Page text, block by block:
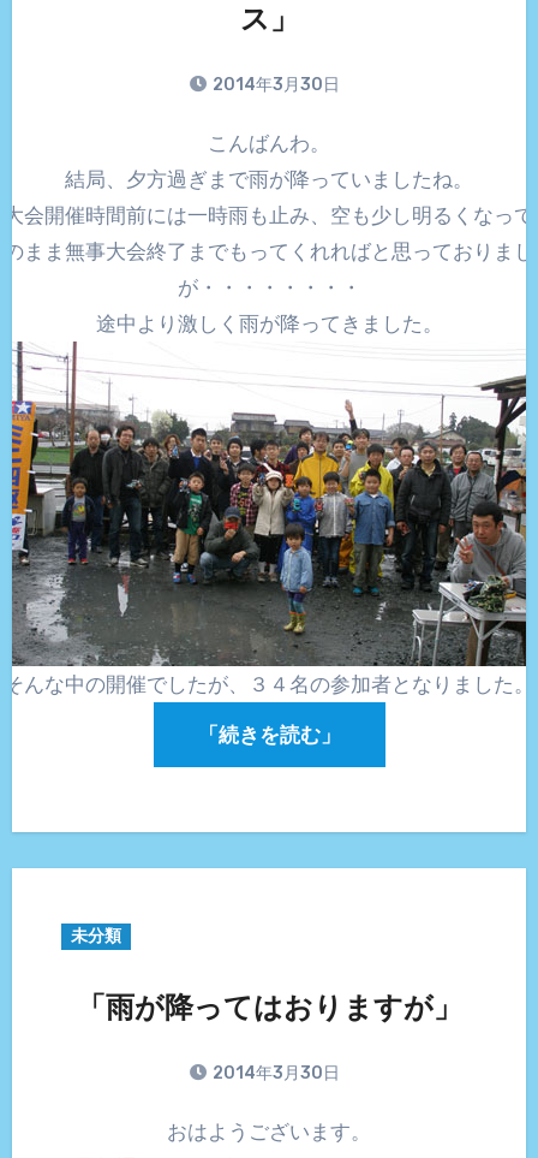
ス」
2014年3月30日
こんばんわ。
結局、夕方過ぎまで雨が降っていましたね。
大会開催時間前には一時雨も止み、空も少し明るくなって
まま無事大会終了までもってくれればと思っておりま
が・・・・・・・・
途中より激しく雨が降ってきました。
そんな中の開催でしたが、３４名の参加者となりました。
「続きを読む」
未分類
「雨が降ってはおりますが」
2014年3月30日
おはようございます。